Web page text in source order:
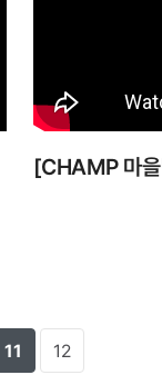
지원과 김종호
[CHAMP 마을
11 12